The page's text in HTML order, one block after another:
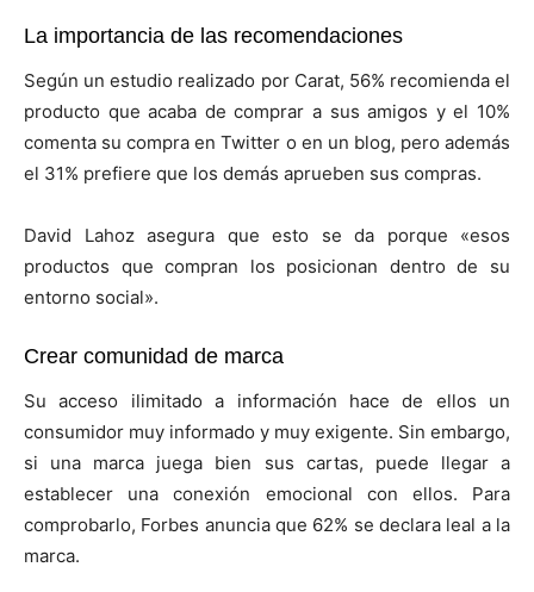
La importancia de las recomendaciones
Según un estudio realizado por Carat, 56% recomienda el
producto que acaba de comprar a sus amigos y el 10%
comenta su compra en Twitter o en un blog, pero además
el 31% prefiere que los demás aprueben sus compras.
David Lahoz asegura que esto se da porque «esos
productos que compran los posicionan dentro de su
entorno social».
Crear comunidad de marca
Su acceso ilimitado a información hace de ellos un
consumidor muy informado y muy exigente. Sin embargo,
si una marca juega bien sus cartas, puede llegar a
establecer una conexión emocional con ellos. Para
comprobarlo, Forbes anuncia que 62% se declara leal a la
marca.